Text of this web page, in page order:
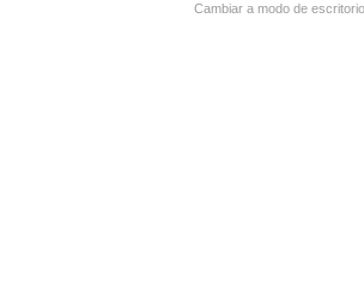
Cambiar a modo de escritorio